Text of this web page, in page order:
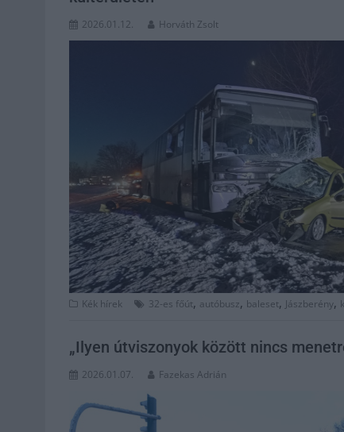
2026.01.12. Horváth Zsolt
Kék hírek 32-es főút, autóbusz, baleset, Jászberény,
„Ilyen útviszonyok között nincs
2026.01.07. Fazekas Adrián